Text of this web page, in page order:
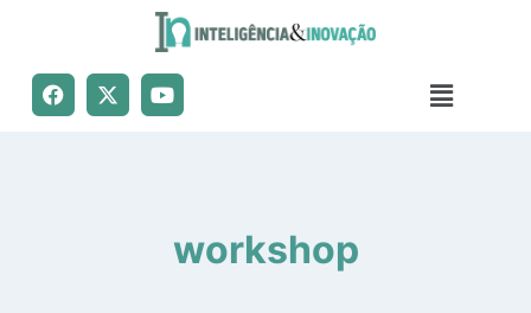
workshop